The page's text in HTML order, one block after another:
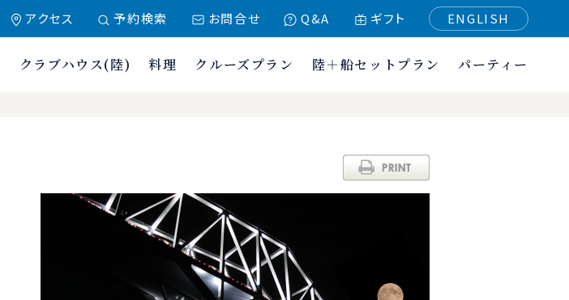
アクセス 予約検索 お問合せ Q&A ギフト ENGLISH
クラブハウス(陸) 料理 クルーズプラン 陸＋船セットプラン パーティー